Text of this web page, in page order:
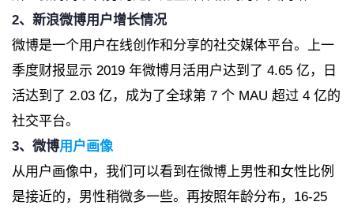
2、新浪微博用户增长情况
微博是一个用户在线创作和分享的社交媒体平台。上一
季度财报显示 2019 年微博月活用户达到了 4.65 亿，日
活达到了 2.03 亿，成为了全球第 7 个 MAU 超过 4 亿的
社交平台。
3、微博用户画像
从用户画像中，我们可以看到在微博上男性和女性比例
是接近的，男性稍微多一些。再按照年龄分布，16-25